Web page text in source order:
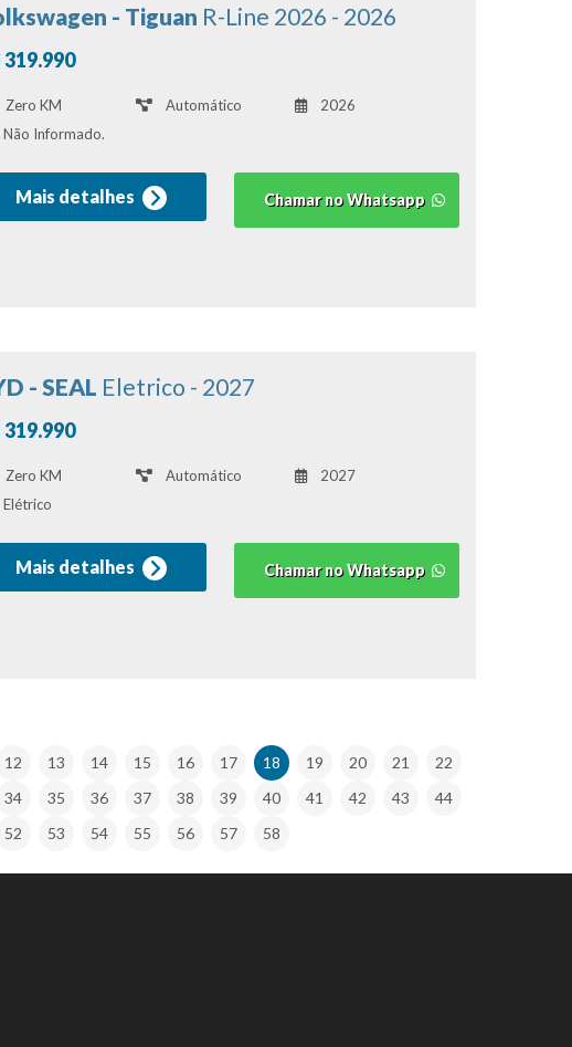
- Tiguan R-Line 2026 - 2026
319.990
Zero KM Automático
2026
Não Informado.
Mais detalhes Chamar no Whatsapp
- SEAL Eletrico - 2027
319.990
Zero KM Automático
2027
Elétrico
Mais detalhes Chamar no Whatsapp
12 13 14 15 16 17 18 19 20 21
22
34 35 36 37 38 39 40 41 42 43
44
52 53 54 55 56 57 58